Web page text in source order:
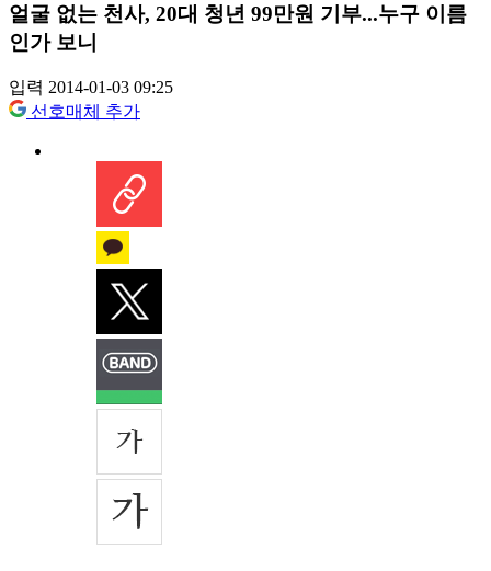
얼굴 없는 천사, 20대 청년 99만원 기부...누구 이름
인가 보니
입력 2014-01-03 09:25
선호매체 추가